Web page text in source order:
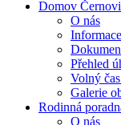
Domov
O nás
Přehled
Volný
Galerie
Rodinná
O nás